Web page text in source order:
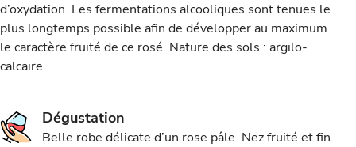
d’oxydation. Les fermentations alcooliques sont tenues le
plus longtemps possible afin de développer au maximum
le caractère fruité de ce rosé. Nature des sols : argilo-
calcaire.
Dégustation
Belle robe délicate d’un rose pâle. Nez fruité et fin.